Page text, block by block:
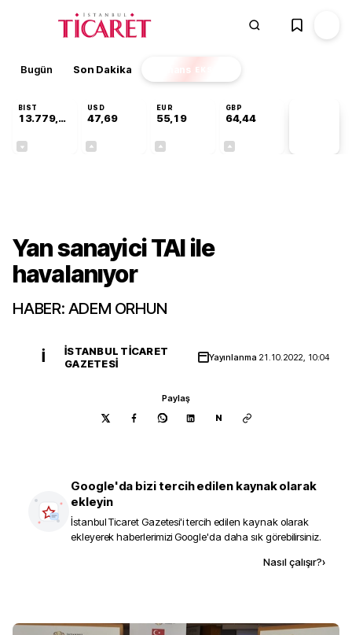
Bugün Son Dakika Finans EKSTRA
BIST
13.779,39
USD
47,69
EUR
55,19
GBP
64,44
Yan sanayici TAI ile
havalanıyor
HABER: ADEM ORHUN
İ
İSTANBUL TICARET
GAZETESI
Yayınlanma 21.10.2022, 10:04
Paylaş
N
Google'da bizi tercih edilen kaynak olarak
ekleyin
İstanbul Ticaret Gazetesi'i tercih edilen kaynak olarak
ekleyerek haberlerimizi Google'da daha sık görebilirsiniz.
Nasıl çalışır?›